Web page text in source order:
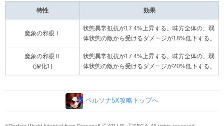
特性 効果
魔象の邪眼Ⅰ
状態異常抵抗が17.4%上昇する。味方全体の、弱
体状態の敵から受けるダメージが18%低下する。
魔象の邪眼Ⅱ
(深化1)
状態異常抵抗が17.4%上昇する。味方全体の、弱
体状態の敵から受けるダメージが20%低下する。
ペルソナ5X攻略トップへ